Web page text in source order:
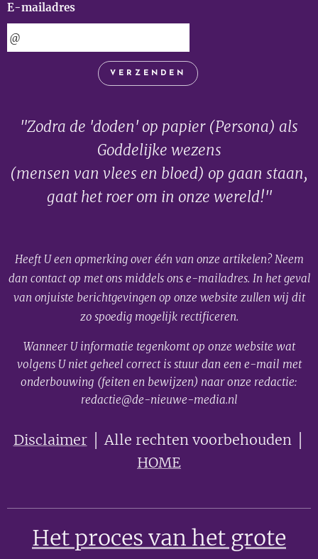
E-mailadres
VERZENDEN
"Zodra de 'doden' op papier (Persona) als
Goddelijke wezens
(mensen van vlees en bloed) op gaan staan,
gaat het roer om in onze wereld!"
Heeft U een opmerking over één van onze artikelen? Neem
dan contact op met ons middels ons e-mailadres. In het geval
van onjuiste berichtgevingen op onze website zullen wij dit
zo spoedig mogelijk rectificeren.
Wanneer U informatie tegenkomt op onze website wat
volgens U niet geheel correct is stuur dan een e-mail met
onderbouwing (feiten en bewijzen) naar onze redactie:
redactie@de-nieuwe-media.nl
Disclaimer│ Alle rechten voorbehouden │
HOME
Het proces van het grote